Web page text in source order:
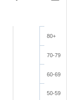
50-59
60-69
70-79
80+